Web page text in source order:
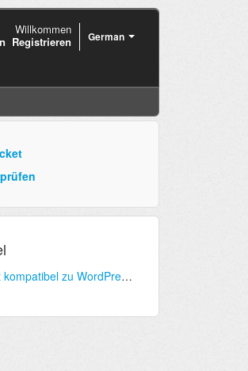
German
Willkommen
Registrieren
Ist LocalBizProfit kompatibel zu WordPress? Kann ich WordPress Plugins benutzen? Was ist besser - WordPress oder LocalBizProfit?